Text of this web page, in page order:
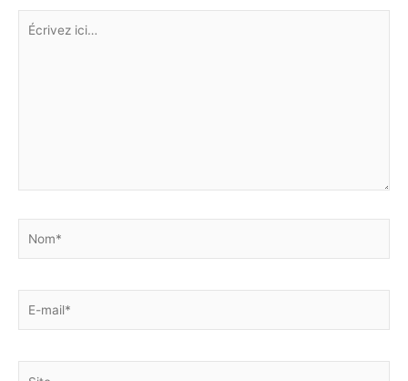
Écrivez
ici…
mail*